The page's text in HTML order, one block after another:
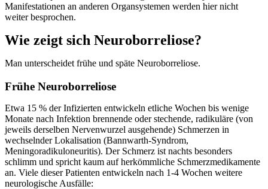
Manifestationen an anderen Organsystemen werden hier nicht
weiter besprochen.
Wie zeigt sich Neuroborreliose?
Man unterscheidet frühe und späte Neuroborreliose.
Frühe Neuroborreliose
Etwa 15 % der Infizierten entwickeln etliche Wochen bis wenige
Monate nach Infektion brennende oder stechende, radikuläre (von
jeweils derselben Nervenwurzel ausgehende) Schmerzen in
wechselnder Lokalisation (Bannwarth-Syndrom,
Meningoradikuloneuritis). Der Schmerz ist nachts besonders
schlimm und spricht kaum auf herkömmliche Schmerzmedikamente
an. Viele dieser Patienten entwickeln nach 1-4 Wochen weitere
neurologische Ausfälle: